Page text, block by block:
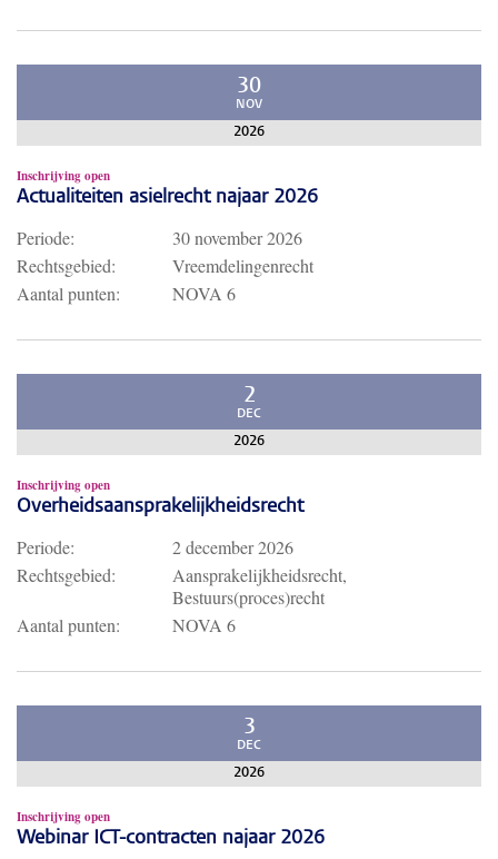
30
NOV
2026
Inschrijving open
Actualiteiten asielrecht najaar 2026
Periode:
30 november 2026
Rechtsgebied:
Vreemdelingenrecht
Aantal punten:
NOVA 6
2
DEC
2026
Inschrijving open
Overheidsaansprakelijkheidsrecht
Periode:
2 december 2026
Rechtsgebied:
Aansprakelijkheidsrecht,
Bestuurs(proces)recht
Aantal punten:
NOVA 6
3
DEC
2026
Inschrijving open
Webinar ICT-contracten najaar 2026